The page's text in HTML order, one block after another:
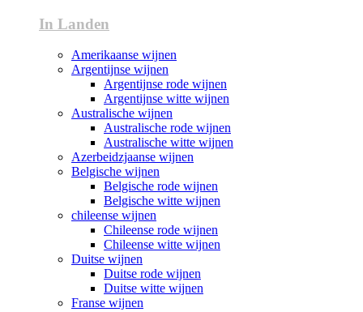
In Landen
Amerikaanse wijnen
Argentijnse wijnen
Argentijnse rode wijnen
Argentijnse witte wijnen
Australische wijnen
Australische rode wijnen
Australische witte wijnen
Azerbeidzjaanse wijnen
Belgische wijnen
Belgische rode wijnen
Belgische witte wijnen
chileense wijnen
Chileense rode wijnen
Chileense witte wijnen
Duitse wijnen
Duitse rode wijnen
Duitse witte wijnen
Franse wijnen